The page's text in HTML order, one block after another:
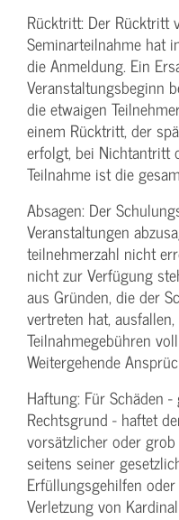
Rücktritt: Der
Seminarteilnahme hat
die Anmeldung. Ein
Veranstaltungs­beginn
die etwaigen
einem Rücktritt, der
erfolgt, bei Nichtantritt
Teilnahme ist die
Absagen: Der
Veranstaltungen
teilnehmerzahl nicht
nicht zur Verfügung
aus Gründen, die der
vertreten hat,
Teilnahme­gebühren
Weitergehende
Haftung: Für Schäden
Rechtsgrund - haftet
vorsätzlicher oder
seitens seiner
Erfüllungsgehilfen
Verletzung von